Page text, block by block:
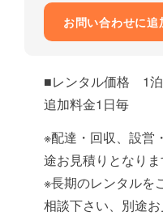
お問い合わせに追
■レンタル価格 1
追加料金1日
※配達・回収、設営
途お見積りとなりま
※長期のレンタルを
相談下さい、別途